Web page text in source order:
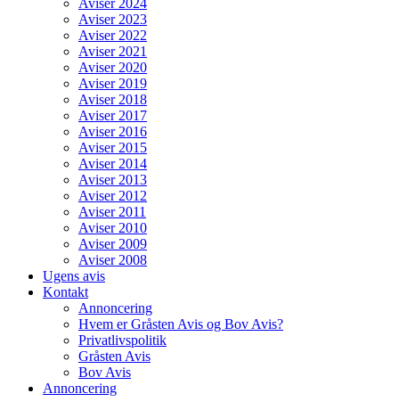
Aviser 2024
Aviser 2023
Aviser 2022
Aviser 2021
Aviser 2020
Aviser 2019
Aviser 2018
Aviser 2017
Aviser 2016
Aviser 2015
Aviser 2014
Aviser 2013
Aviser 2012
Aviser 2011
Aviser 2010
Aviser 2009
Aviser 2008
Ugens avis
Kontakt
Annoncering
Hvem er Gråsten Avis og Bov Avis?
Privatlivspolitik
Gråsten Avis
Bov Avis
Annoncering